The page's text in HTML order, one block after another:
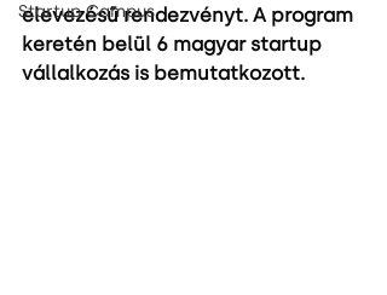
Startup Campus
elevezésű rendezvényt. A program
keretén belül 6 magyar startup
vállalkozás is bemutatkozott.